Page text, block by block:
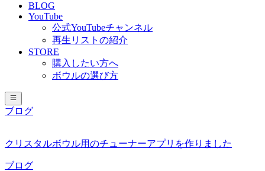
BLOG
YouTube
公式YouTubeチャンネル
再生リストの紹介
STORE
購入したい方へ
ボウルの選び方
ブログ
クリスタルボウル用のチューナーアプリを作りました
ブログ